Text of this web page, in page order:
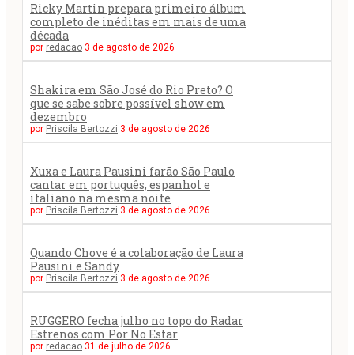
Ricky Martin prepara primeiro álbum
completo de inéditas em mais de uma
década
por redacao 3 de agosto de 2026
Shakira em São José do Rio Preto? O
que se sabe sobre possível show em
dezembro
por Priscila Bertozzi 3 de agosto de 2026
Xuxa e Laura Pausini farão São Paulo
cantar em português, espanhol e
italiano na mesma noite
por Priscila Bertozzi 3 de agosto de 2026
Quando Chove é a colaboração de Laura
Pausini e Sandy
por Priscila Bertozzi 3 de agosto de 2026
RUGGERO fecha julho no topo do Radar
Estrenos com Por No Estar
por redacao 31 de julho de 2026